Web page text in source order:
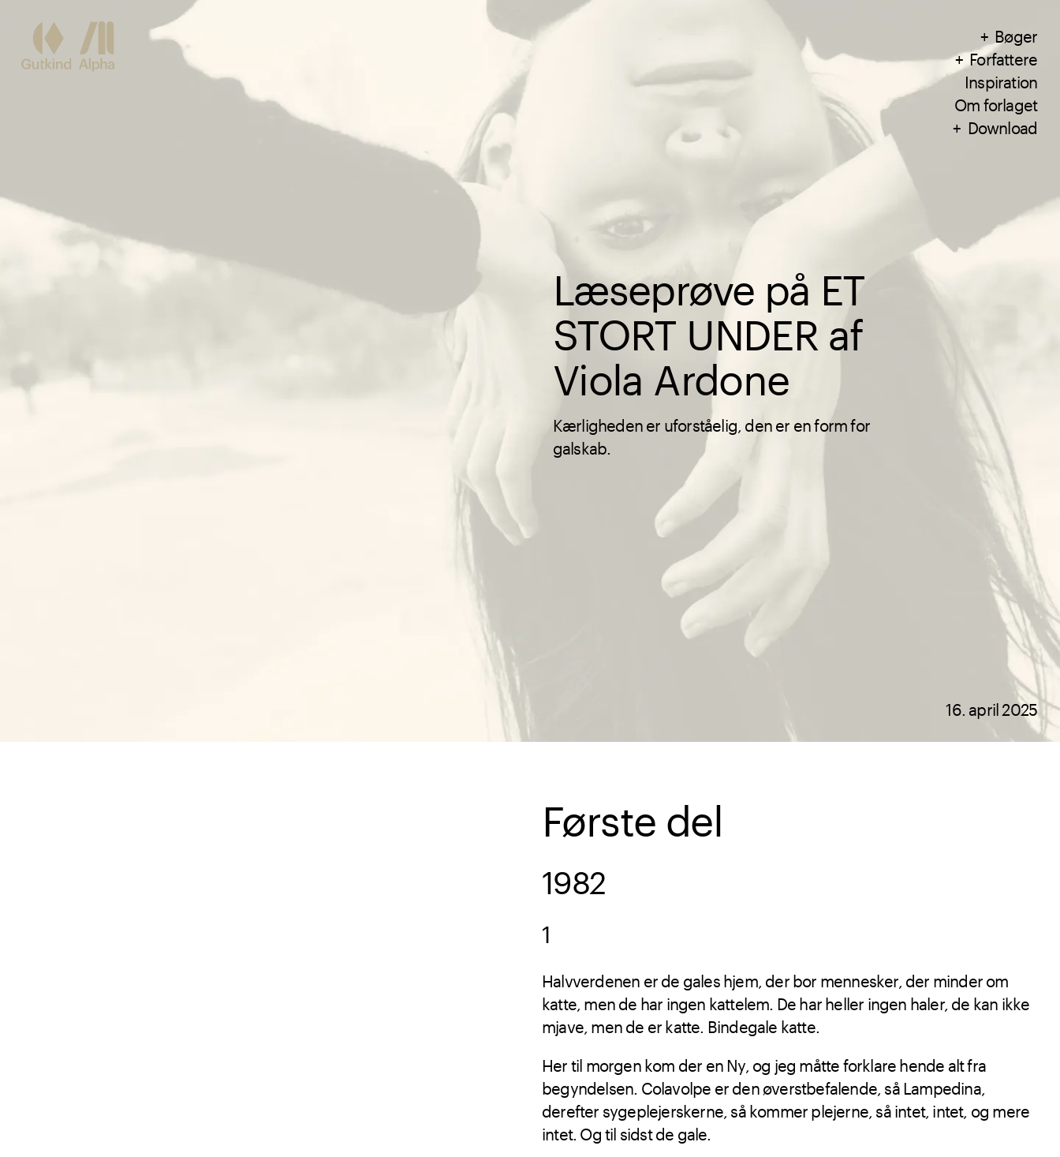
Bøger
Forfattere
Inspiration
Om forlaget
Download
Læseprøve på ET
STORT UNDER af
Viola Ardone
Kærligheden er uforståelig, den er en form for
galskab.
16. april 2025
Første del
1982
1
Halvverdenen er de gales hjem, der bor mennesker, der minder om
katte, men de har ingen kattelem. De har heller ingen haler, de kan ikke
mjave, men de er katte. Bindegale katte.
Her til morgen kom der en Ny, og jeg måtte forklare hende alt fra
begyndelsen. Colavolpe er den øverstbefalende, så Lampedina,
derefter sygeplejerskerne, så kommer plejerne, så intet, intet, og mere
intet. Og til sidst de gale.